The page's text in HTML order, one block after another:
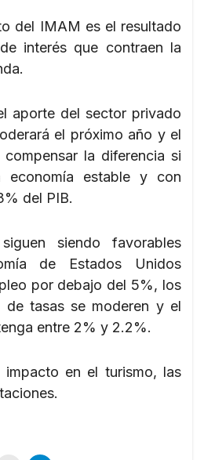
del IMAM es el resultado
interés que contraen la
aporte del sector privado
el próximo año y el
la diferencia si
economía estable y con
del PIB.
siendo favorables
de Estados Unidos
por debajo del 5%, los
de tasas se moderen y el
entre 2% y 2.2%.
impacto en el turismo, las